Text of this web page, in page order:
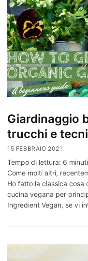
Giardinaggio
trucchi e
15 FEBBRAIO 2021
Tempo di lettura: 6 minuti
Come molti altri,
Ho fatto la classica cosa
cucina vegana per
Ingredient Vegan, se vi